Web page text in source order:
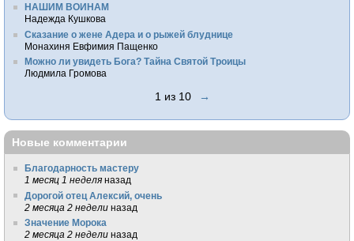
НАШИМ ВОИНАМ
Надежда Кушкова
Сказание о жене Адера и о рыжей блуднице
Монахиня Евфимия Пащенко
Можно ли увидеть Бога? Тайна Святой Троицы
Людмила Громова
1 из 10 →
Новые комментарии
Благодарность мастеру
1 месяц 1 неделя назад
Дорогой отец Алексий, очень
2 месяца 2 недели назад
Значение Морока
2 месяца 2 недели назад